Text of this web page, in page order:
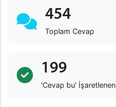
454
Toplam Cevap
199
'Cevap bu' İşaretlenen